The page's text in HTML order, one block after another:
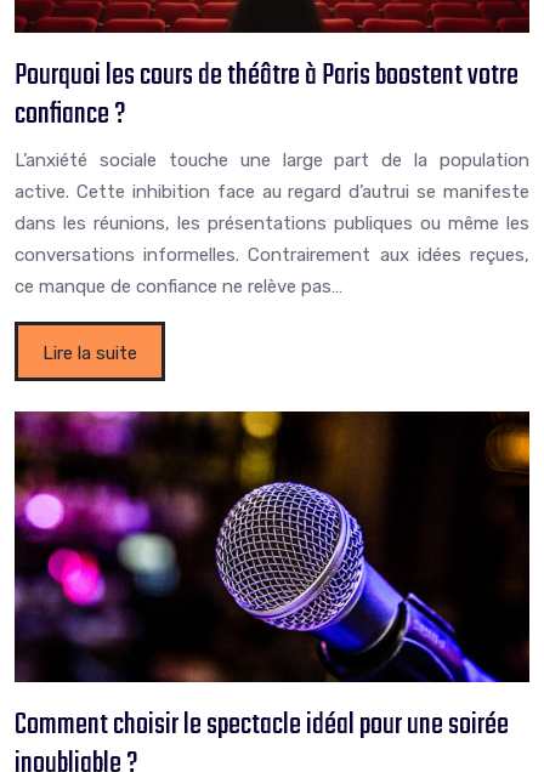
Pourquoi les cours de théâtre à Paris boostent votre
confiance ?
L’anxiété sociale touche une large part de la population
active. Cette inhibition face au regard d’autrui se manifeste
dans les réunions, les présentations publiques ou même les
conversations informelles. Contrairement aux idées reçues,
ce manque de confiance ne relève pas…
Lire la suite
Comment choisir le spectacle idéal pour une soirée